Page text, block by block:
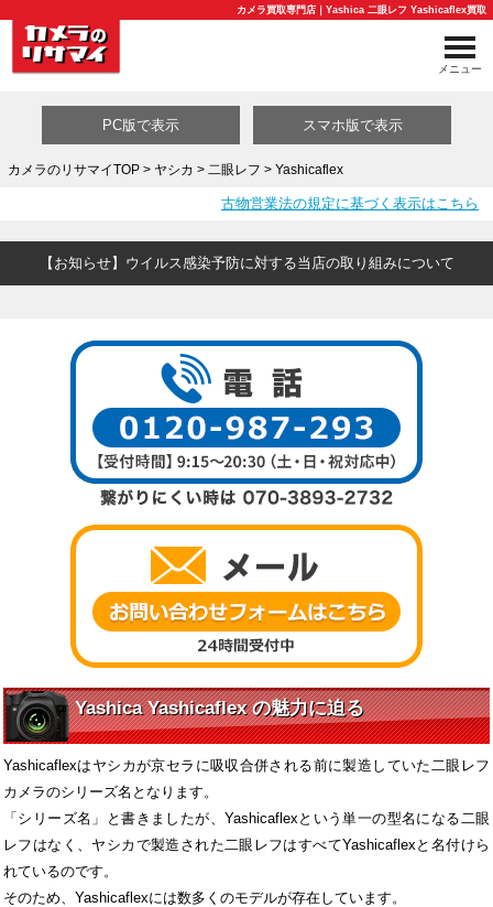
カメラ買取専門店｜Yashica 二眼レフ Yashicaflex買取
メニュー
PC版で表示 スマホ版で表示
カメラのリサマイTOP> ヤシカ > 二眼レフ > Yashicaflex
古物営業法の規定に基づく表示はこちら
【お知らせ】ウイルス感染予防に対する当店の取り組みについて
Yashica Yashicaflex の魅力に迫る
Yashicaflexはヤシカが京セラに吸収合併される前に製造していた二眼レフ
カメラのシリーズ名となります。
「シリーズ名」と書きましたが、Yashicaflexという単一の型名になる二眼
レフはなく、ヤシカで製造された二眼レフはすべてYashicaflexと名付けら
れているのです。
そのため、Yashicaflexには数多くのモデルが存在しています。